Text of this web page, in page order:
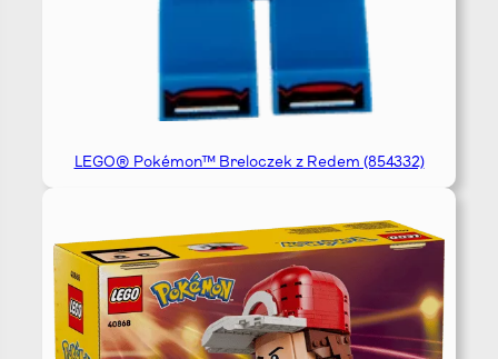
LEGO® Pokémon™ Breloczek z Redem (854332)